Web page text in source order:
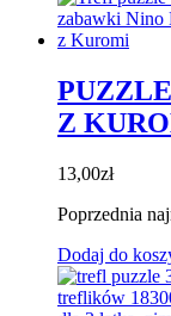
Z
13,00zł
Poprzednia
Dodaj do